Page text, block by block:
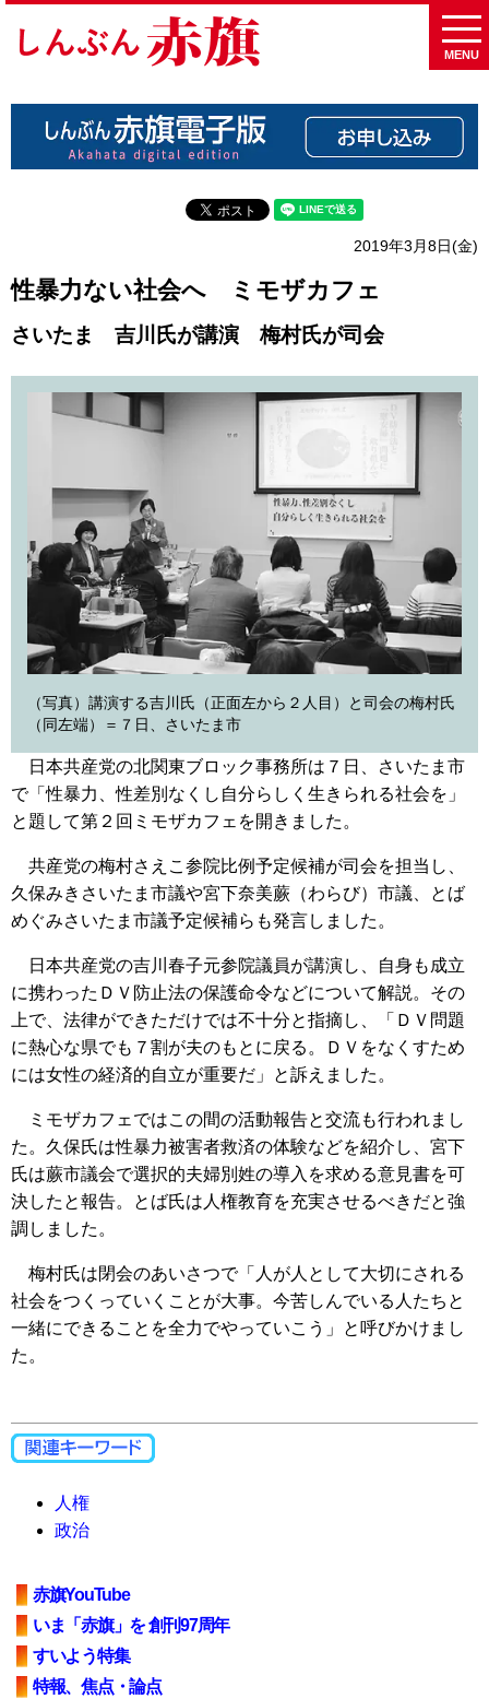
MENU
2019年3月8日(金)
性暴力ない社会へ ミモザカフェ
さいたま 吉川氏が講演 梅村氏が司会
（写真）講演する吉川氏（正面左から２人目）と司会の梅村氏
（同左端）＝７日、さいたま市
日本共産党の北関東ブロック事務所は７日、さいたま市
で「性暴力、性差別なくし自分らしく生きられる社会を」
と題して第２回ミモザカフェを開きました。
共産党の梅村さえこ参院比例予定候補が司会を担当し、
久保みきさいたま市議や宮下奈美蕨（わらび）市議、とば
めぐみさいたま市議予定候補らも発言しました。
日本共産党の吉川春子元参院議員が講演し、自身も成立
に携わったＤＶ防止法の保護命令などについて解説。その
上で、法律ができただけでは不十分と指摘し、「ＤＶ問題
に熱心な県でも７割が夫のもとに戻る。ＤＶをなくすため
には女性の経済的自立が重要だ」と訴えました。
ミモザカフェではこの間の活動報告と交流も行われまし
た。久保氏は性暴力被害者救済の体験などを紹介し、宮下
氏は蕨市議会で選択的夫婦別姓の導入を求める意見書を可
決したと報告。とば氏は人権教育を充実させるべきだと強
調しました。
梅村氏は閉会のあいさつで「人が人として大切にされる
社会をつくっていくことが大事。今苦しんでいる人たちと
一緒にできることを全力でやっていこう」と呼びかけまし
た。
人権
政治
赤旗YouTube
いま「赤旗」を 創刊97周年
すいよう特集
特報、焦点・論点